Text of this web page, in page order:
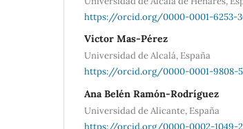
https://orcid.org/0000-0001-6253-
Victor Mas-Pérez
Universidad de Alcalá, España
https://orcid.org/0000-0001-9808-
Ana Belén Ramón-Rodríguez
Universidad de Alicante, España
https://orcid.org/0000-0002-1049-